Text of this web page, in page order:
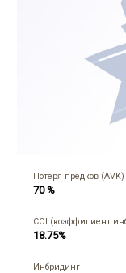
Потеря предков (AVK)
70 %
COI (коэффициент
18.75%
Инбридинг